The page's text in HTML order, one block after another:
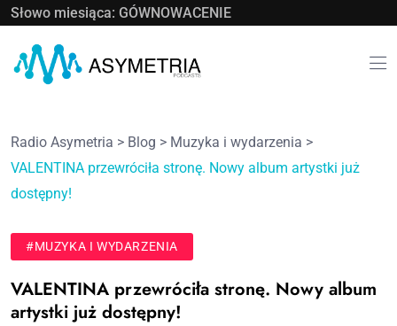
Słowo miesiąca: GÓWNOWACENIE
Radio Asymetria > Blog > Muzyka i wydarzenia >
VALENTINA przewróciła stronę. Nowy album artystki już
dostępny!
#MUZYKA I WYDARZENIA
VALENTINA przewróciła stronę. Nowy album
artystki już dostępny!